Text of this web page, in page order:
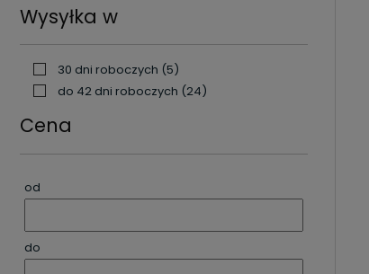
Wysyłka w
30 dni roboczych (5)
do 42 dni roboczych (24)
Cena
od
do